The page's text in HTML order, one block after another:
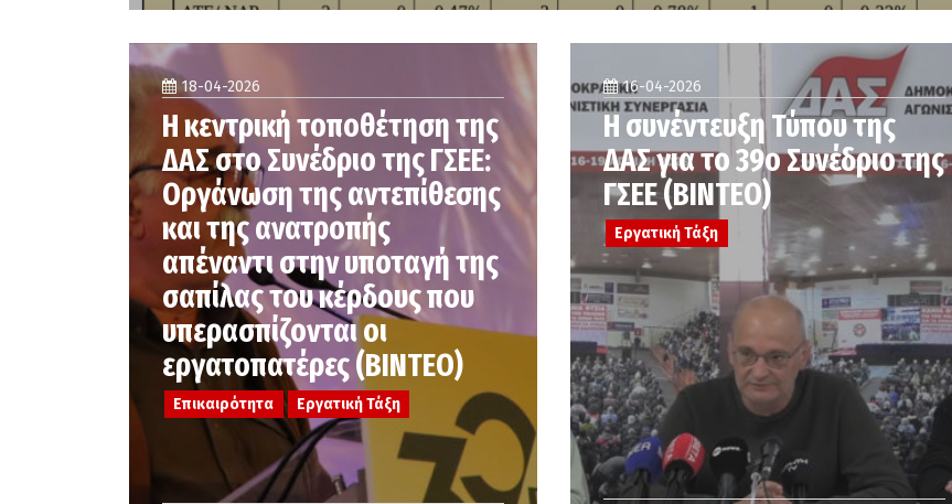
18-04-2026
Η κεντρική τοποθέτηση της
ΔΑΣ στο Συνέδριο της ΓΣΕΕ:
Οργάνωση της αντεπίθεσης
και της ανατροπής
απέναντι στην υποταγή της
σαπίλας του κέρδους που
υπερασπίζονται οι
εργατοπατέρες (ΒΙΝΤΕΟ)
Επικαιρότητα Εργατική Τάξη
16-04-2026
Η συνέντευξη Τύπου της
ΔΑΣ για το 39ο Συνέδριο της
ΓΣΕΕ (ΒΙΝΤΕΟ)
Εργατική Τάξη